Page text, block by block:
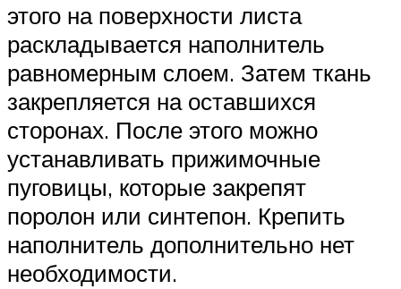
этого на поверхности листа
раскладывается наполнитель
равномерным слоем. Затем ткань
закрепляется на оставшихся
сторонах. После этого можно
устанавливать прижимочные
пуговицы, которые закрепят
поролон или синтепон. Крепить
наполнитель дополнительно нет
необходимости.